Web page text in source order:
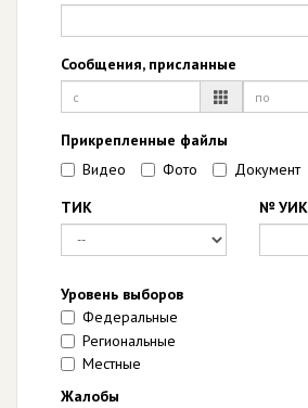
Сообщения, присланные
Прикрепленные файлы
Видео
Фото
Документ
ТИК
№ УИК
Уровень выборов
Федеральные
Региональные
Местные
Жалобы